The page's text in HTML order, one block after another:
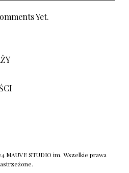
Yet.
MAUVE STUDIO im. Wszelkie prawa